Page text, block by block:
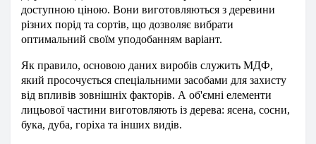
доступною ціною. Вони виготовляються з деревини
різних порід та сортів, що дозволяє вибрати
оптимальний своїм уподобанням варіант.
Як правило, основою даних виробів служить МДФ,
який просочується спеціальними засобами для захисту
від впливів зовнішніх факторів. А об'ємні елементи
лицьової частини виготовляють із дерева: ясена, сосни,
бука, дуба, горіха та інших видів.